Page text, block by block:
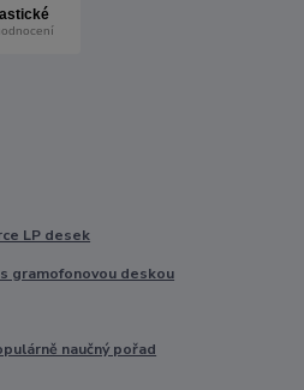
LP desek
gramofonovou deskou
naučný pořad